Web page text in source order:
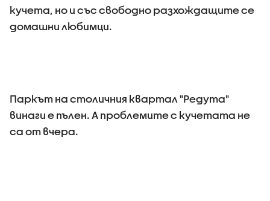
кучета, но и със свободно разхождащите се
домашни любимци.
Паркът на столичния квартал "Редута"
винаги е пълен. А проблемите с кучетата не
са от вчера.